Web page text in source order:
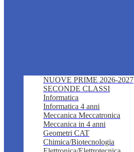
NUOVE PRIME 2026-2027
SECONDE CLASSI
Informatica
Informatica 4 anni
Meccanica Meccatronica
Meccanica in 4 anni
Geometri CAT
Chimica/Biotecnologia